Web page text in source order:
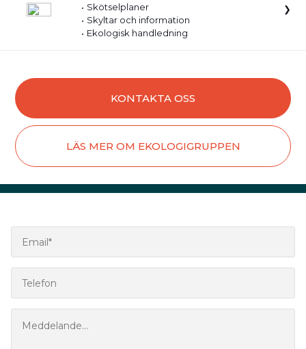
Skötselplaner
Skyltar och information
Ekologisk handledning
KONTAKTA OSS
LÄS MER OM EKOLOGIGRUPPEN